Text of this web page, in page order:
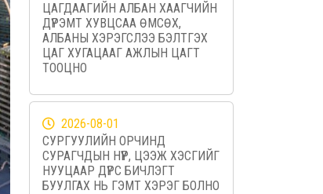
ЦАГДААГИЙН АЛБАН ХААГЧИЙН
ДҮРЭМТ ХУВЦСАА ӨМСӨХ,
АЛБАНЫ ХЭРЭГСЛЭЭ БЭЛТГЭХ
ЦАГ ХУГАЦААГ АЖЛЫН ЦАГТ
ТООЦНО
2026-08-01
СУРГУУЛИЙН ОРЧИНД
СУРАГЧДЫН НҮҮР, ЦЭЭЖ ХЭСГИЙГ
НУУЦААР ДҮРС БИЧЛЭГТ
БУУЛГАХ НЬ ГЭМТ ХЭРЭГ БОЛНО